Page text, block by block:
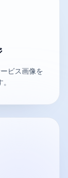
ビス画像を